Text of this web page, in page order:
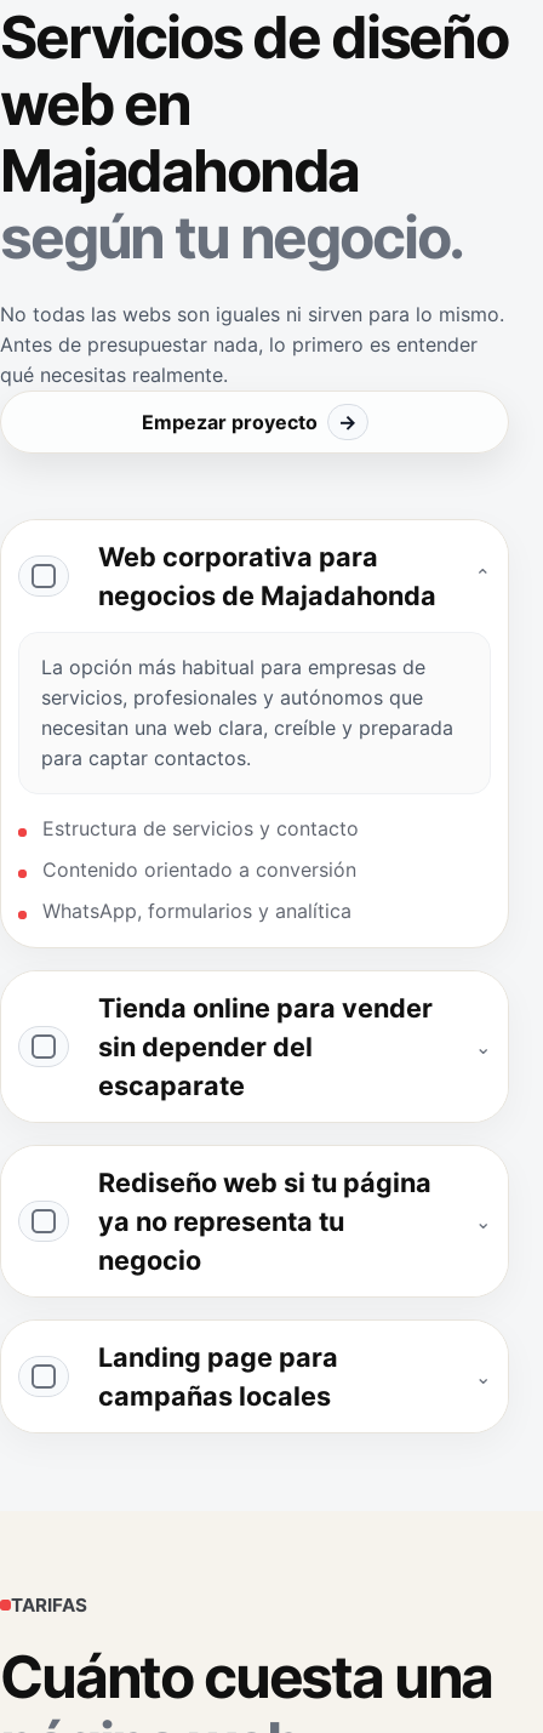
Servicios de diseño
web en
Majadahonda
según tu negocio.
No todas las webs son iguales ni sirven para lo mismo.
Antes de presupuestar nada, lo primero es entender
qué necesitas realmente.
Empezar proyecto
→
Web corporativa para
negocios de Majadahonda
⌄
La opción más habitual para empresas de
servicios, profesionales y autónomos que
necesitan una web clara, creíble y preparada
para captar contactos.
Estructura de servicios y contacto
Contenido orientado a conversión
WhatsApp, formularios y analítica
Tienda online para vender
sin depender del
escaparate
⌄
Rediseño web si tu página
ya no representa tu
negocio
⌄
Landing page para
campañas locales
⌄
TARIFAS
Cuánto cuesta una